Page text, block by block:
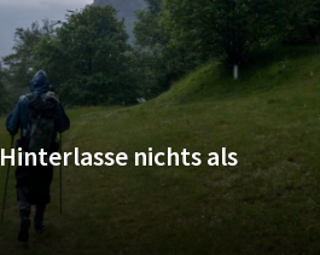
nichts als